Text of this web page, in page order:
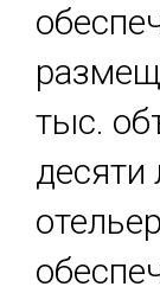
тыс.
десяти